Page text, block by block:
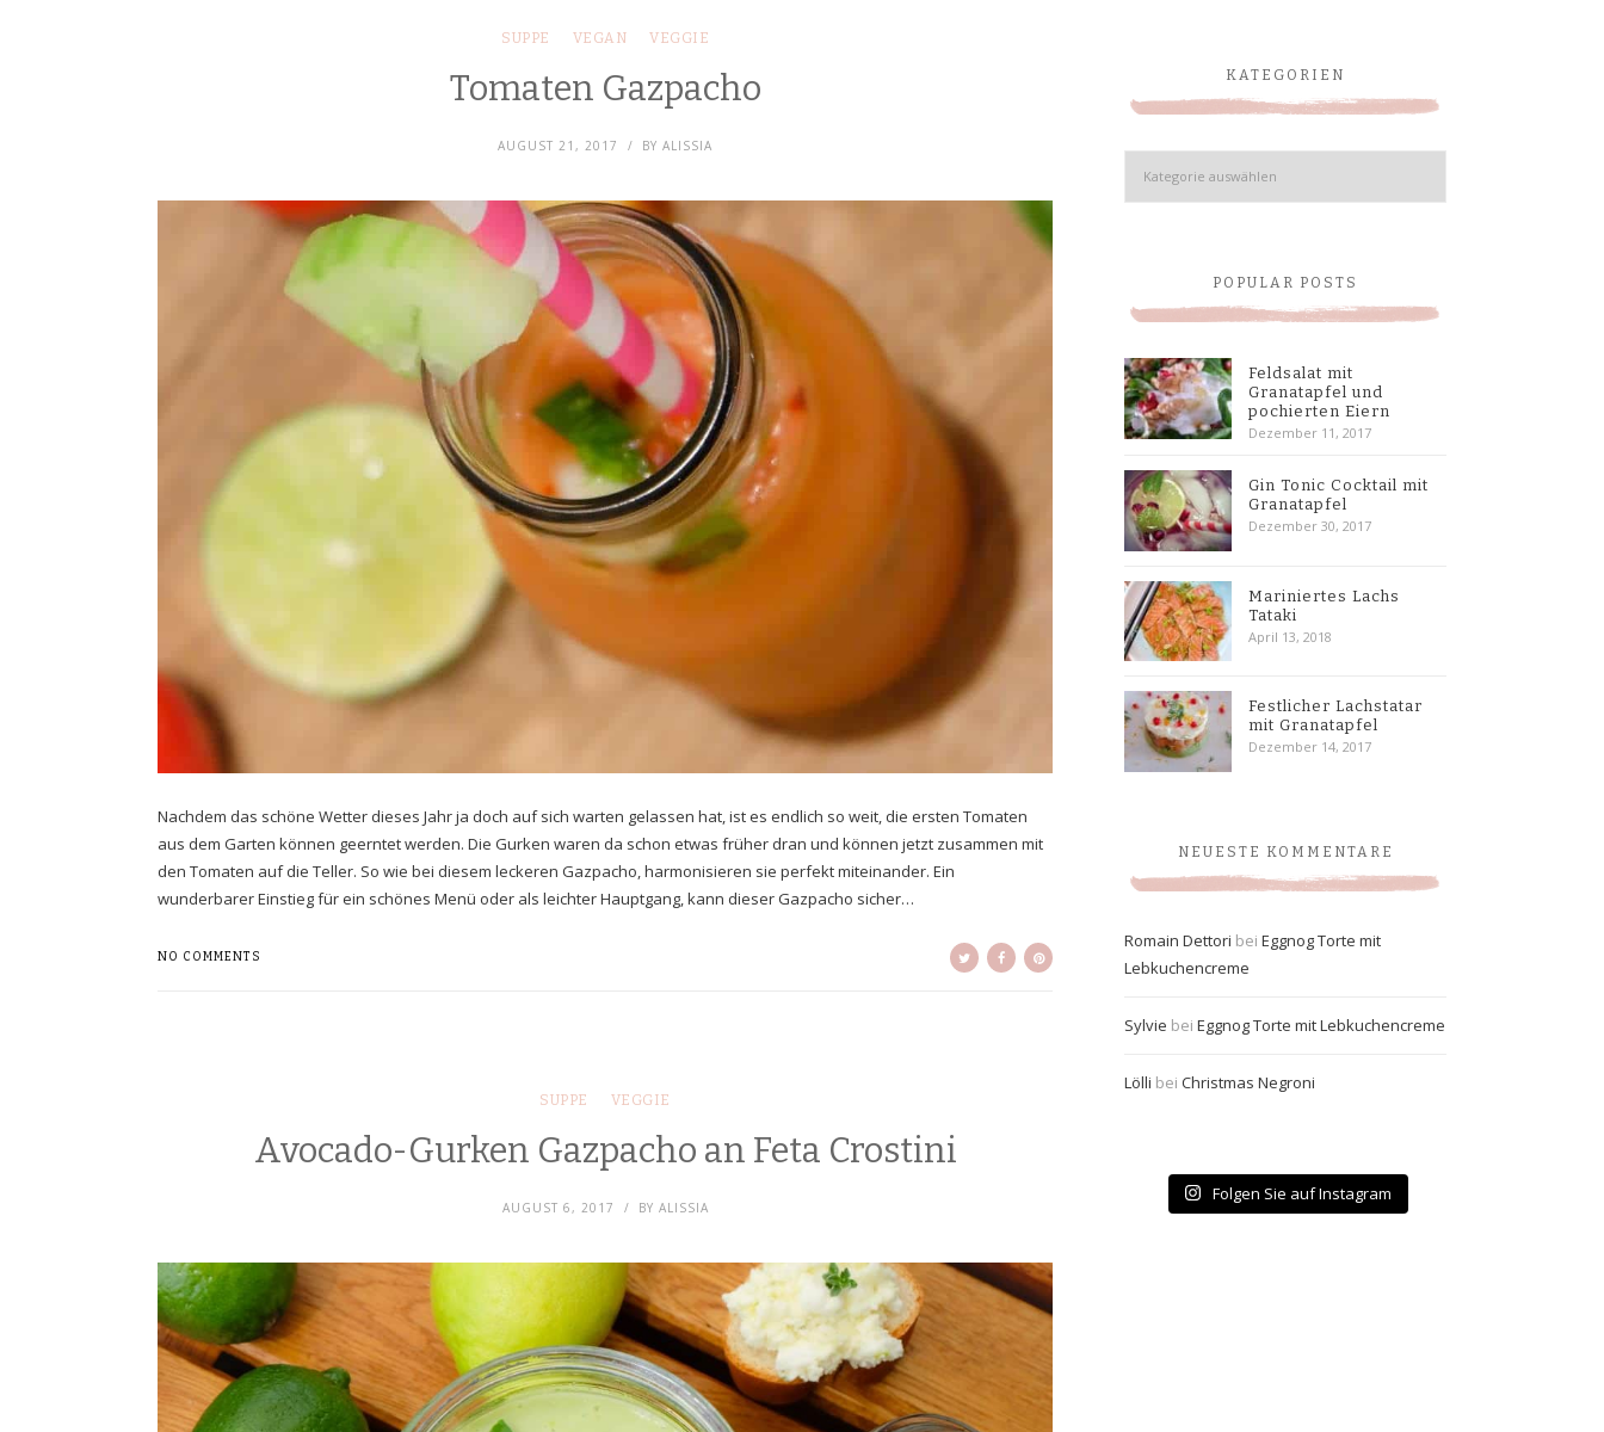
SUPPE VEGAN VEGGIE
Tomaten Gazpacho
AUGUST 21, 2017 BY ALISSIA
Nachdem das schöne Wetter dieses Jahr ja doch auf sich warten gelassen hat, ist es endlich so weit, die ersten Tomaten
aus dem Garten können geerntet werden. Die Gurken waren da schon etwas früher dran und können jetzt zusammen mit
den Tomaten auf die Teller. So wie bei diesem leckeren Gazpacho, harmonisieren sie perfekt miteinander. Ein
wunderbarer Einstieg für ein schönes Menü oder als leichter Hauptgang, kann dieser Gazpacho sicher…
NO COMMENTS
SUPPE VEGGIE
Avocado-Gurken Gazpacho an Feta Crostini
AUGUST 6, 2017 BY ALISSIA
KATEGORIEN
Kategorien
POPULAR POSTS
Feldsalat mit
Granatapfel und
pochierten Eiern
Dezember 11, 2017
Gin Tonic Cocktail mit
Granatapfel
Dezember 30, 2017
Mariniertes Lachs
Tataki
April 13, 2018
Festlicher Lachstatar
mit Granatapfel
Dezember 14, 2017
NEUESTE KOMMENTARE
Romain Dettori bei Eggnog Torte mit
Lebkuchencreme
Sylvie bei Eggnog Torte mit Lebkuchencreme
Lölli bei Christmas Negroni
Folgen Sie auf Instagram